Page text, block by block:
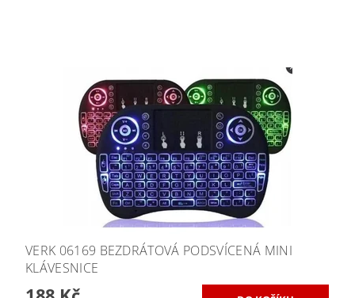
VERK 06169 BEZDRÁTOVÁ PODSVÍCENÁ MINI
KLÁVESNICE